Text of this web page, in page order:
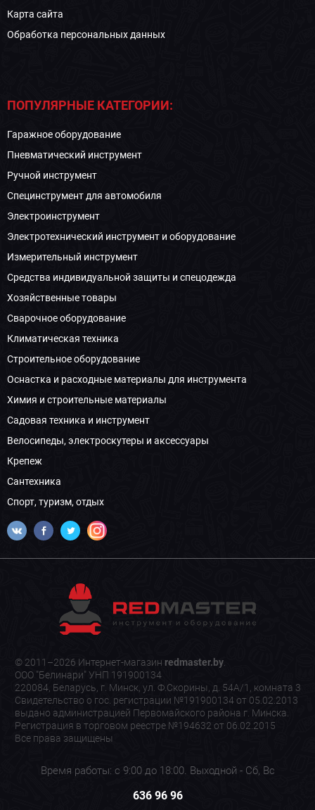
Карта сайта
Обработка персональных данных
ПОПУЛЯРНЫЕ КАТЕГОРИИ:
Гаражное оборудование
Пневматический инструмент
Ручной инструмент
Специнструмент для автомобиля
Электроинструмент
Электротехнический инструмент и оборудование
Измерительный инструмент
Средства индивидуальной защиты и спецодежда
Хозяйственные товары
Сварочное оборудование
Климатическая техника
Строительное оборудование
Оснастка и расходные материалы для инструмента
Химия и строительные материалы
Садовая техника и инструмент
Велосипеды, электроскутеры и аксессуары
Крепеж
Сантехника
Спорт, туризм, отдых
© 2011–2026 Интернет-магазин redmaster.by.
ООО "Белинари" УНП 191900134
220084, Беларусь, г. Минск, ул. Ф.Скорины, д. 54А/1, комната 3
Свидетельство о гос. регистрации №191900134 от 05.02.2013
выдано администрацией Первомайского района г. Минска.
Регистрация в торговом реестре №194632 от 06.02.2015
Все права защищены
Время работы: с 9:00 до 18:00. Выходной - Сб, Вс
636 96 96